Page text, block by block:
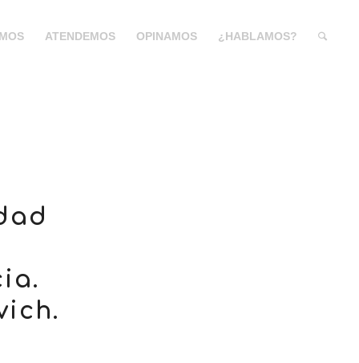
ATENDEMOS OPINAMOS ¿HABLAMOS?